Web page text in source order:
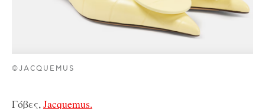
©JACQUEMUS
Γόβες, Jacquemus.